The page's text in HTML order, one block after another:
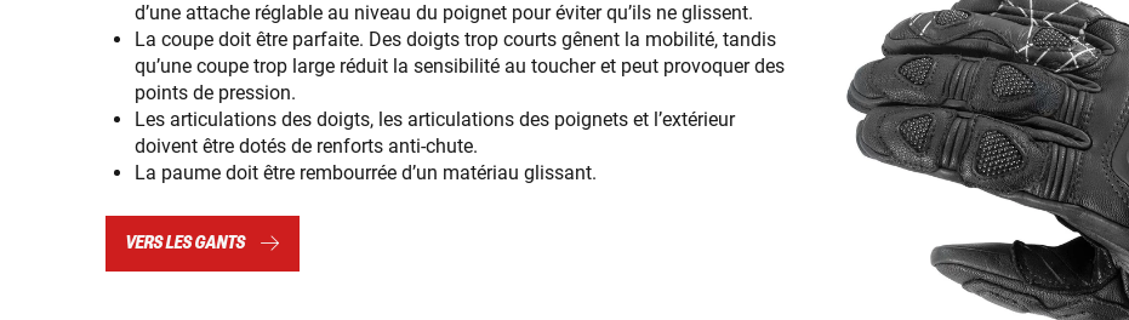
d’une attache réglable au niveau du poignet pour éviter qu’ils ne glissent.
La coupe doit être parfaite. Des doigts trop courts gênent la mobilité, tandis
qu’une coupe trop large réduit la sensibilité au toucher et peut provoquer des
points de pression.
Les articulations des doigts, les articulations des poignets et l’extérieur
doivent être dotés de renforts anti-chute.
La paume doit être rembourrée d’un matériau glissant.
VERS LES GANTS